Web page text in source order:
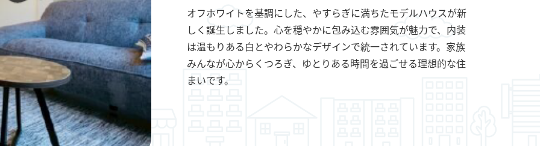
オフホワイトを基調にした、やすらぎに満ちたモデルハウスが新
しく誕生しました。心を穏やかに包み込む雰囲気が魅力で、内装
は温もりある白とやわらかなデザインで統一されています。家族
みんなが心からくつろぎ、ゆとりある時間を過ごせる理想的な住
まいです。